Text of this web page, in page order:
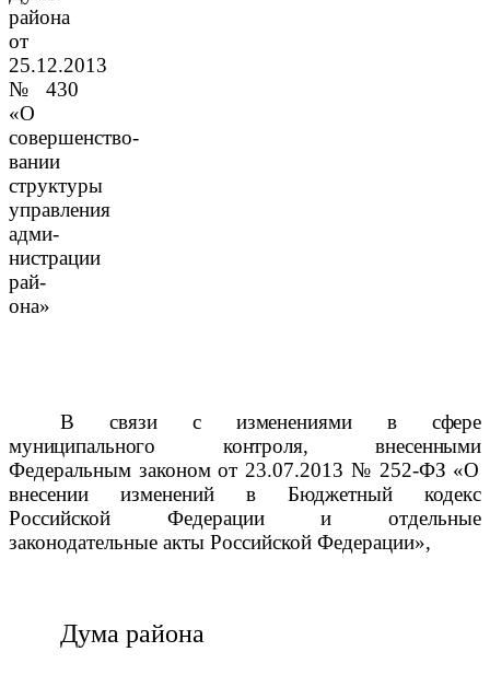
района
от
25.12.2013
№ 430
«О
совершенство­
вании
структуры
управления
адми­
нистрации
рай­
она»
В связи с изменениями в сфере
муниципального контроля, внесенными
Федеральным законом от 23.07.2013 № 252-ФЗ «О
внесении изменений в Бюджетный кодекс
Российской Федерации и отдельные
законодательные акты Российской Федерации»,
Дума района